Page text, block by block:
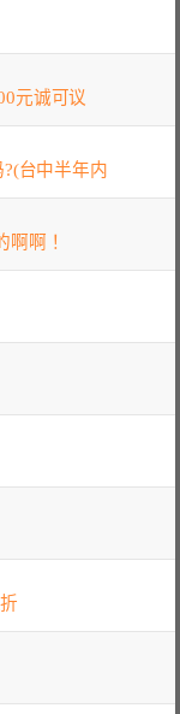
元诚可议
台中半年内
啊啊！